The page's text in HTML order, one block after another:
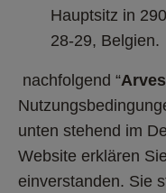
Hauptsitz in
28-29, Belgien.
nachfolgend “
unten stehend im
Website erklären
einverstanden. Sie